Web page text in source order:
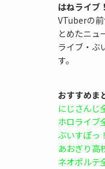
はねライブ
VTuberの
とめたニュ
ライブ・ぶ
す。
おすすめま
にじさんじ
ホロライブ
ぶいすぽっ
あおぎり高
ネオポルテ